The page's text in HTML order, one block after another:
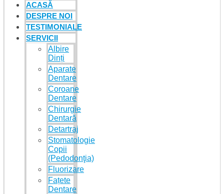
ACASĂ
DESPRE NOI
TESTIMONIALE
SERVICII
Albire
Dinți
Aparate
Dentare
Coroane
Dentare
Chirurgie
Dentară
Detartraj
Stomatologie
Copii
(Pedodonţia)
Fluorizare
Fațete
Dentare